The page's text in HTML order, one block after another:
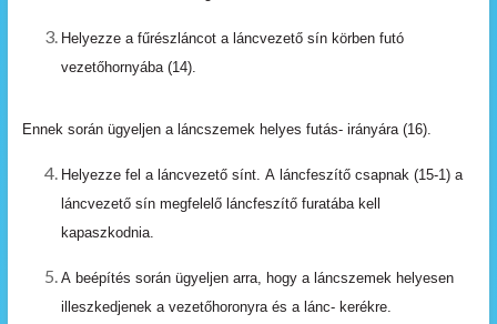
Helyezze a fűrészláncot a láncvezető sín körben futó
vezetőhornyába (14).
Ennek során ügyeljen a láncszemek helyes futás- irányára (16).
Helyezze fel a láncvezető sínt. A láncfeszítő csapnak (15-1) a
láncvezető sín megfelelő láncfeszítő furatába kell
kapaszkodnia.
A beépítés során ügyeljen arra, hogy a láncszemek helyesen
illeszkedjenek a vezetőhoronyra és a lánc- kerékre.